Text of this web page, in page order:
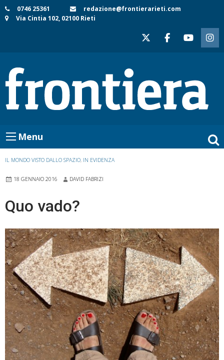
Skip
to
0746 25361
redazione@frontierarieti.com
Via Cintia 102, 02100 Rieti
Menu
IL MONDO VISTO DALLO SPAZIO, IN EVIDENZA
18 GENNAIO 2016 DAVID FABRIZI
Quo vado?